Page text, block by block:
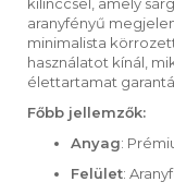
aranyfényű
minimalista
használatot kínál,
élettartamat
Főbb jellemzők:
Anyag:
Felület: